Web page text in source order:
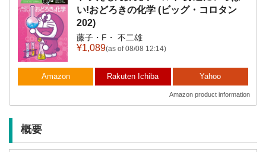
い!おどろきの化学 (ビッグ・コロタン
202)
藤子・F・ 不二雄
¥1,089(as of 08/08 12:14)
Amazon Rakuten Ichiba Yahoo
Amazon product information
概要